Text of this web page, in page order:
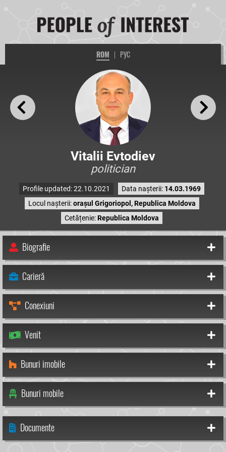
ROM | РУС
Vitalii Evtodiev
politician
Profile updated: 22.10.2021 Data nașterii: 14.03.1969
Locul nașterii:orașul Grigoriopol, Republica Moldova
Cetățenie:Republica Moldova
Biografie
Carieră
Conexiuni
Venit
Bunuri imobile
Bunuri mobile
Documente